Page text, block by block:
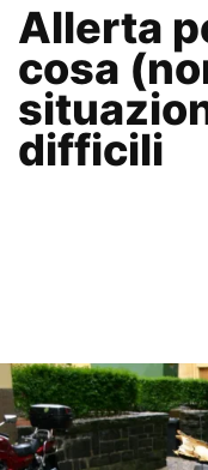
Allerta
cosa
difficili